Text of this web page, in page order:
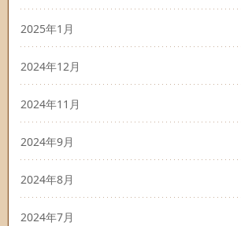
2025年1月
2024年12月
2024年11月
2024年9月
2024年8月
2024年7月